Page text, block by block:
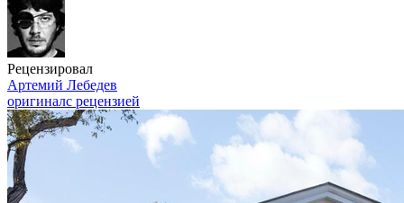
Рецензировал
Артемий Лебедев
оригиналс рецензией